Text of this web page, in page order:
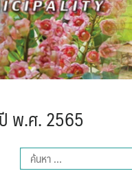
พ.ศ. 2565
ค้นหา
สำหรับ: